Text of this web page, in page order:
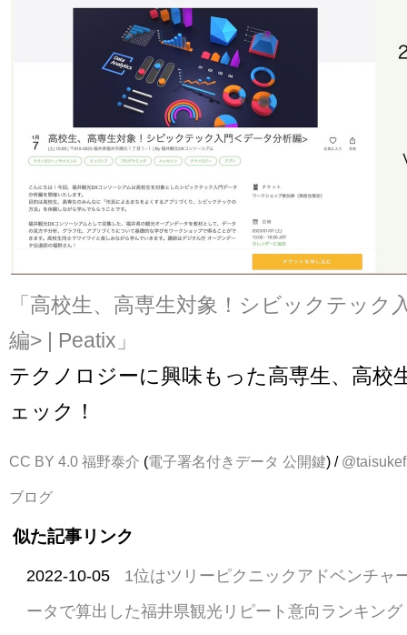
「高校生、高専生対象！シビックテック
編> | Peatix」
テクノロジーに興味もった高専生、高校
ェック！
CC BY 4.0 福野泰介 (電子署名付きデータ 公開鍵) / @taisukef
ブログ
似た記事リンク
2022-10-05
1位はツリーピクニックアドベンチャ
ータで算出した福井県観光リピート意向ランキン